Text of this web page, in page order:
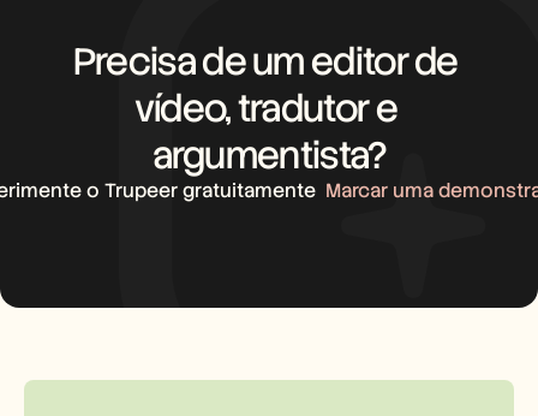
Precisa de um editor de
vídeo, tradutor e
argumentista?
o Trupeer gratuitamente Marcar uma